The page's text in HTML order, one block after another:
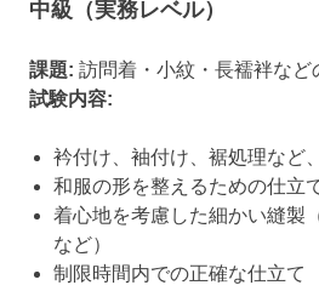
中級（実務レベル）
課題: 訪問着・小紋・長襦袢など
試験内容:
衿付け、袖付け、裾処理など
和服の形を整えるための仕立
着心地を考慮した細かい縫製
など）
制限時間内での正確な仕立て